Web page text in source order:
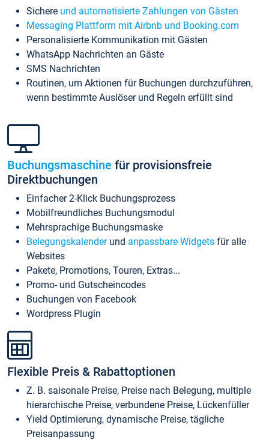
Sichere und automatisierte Zahlungen von Gästen
Messaging Plattform mit Airbnb und Booking.com
Personalisierte Kommunikation mit Gästen
WhatsApp Nachrichten an Gäste
SMS Nachrichten
Routinen, um Aktionen für Buchungen durchzuführen,
wenn bestimmte Auslöser und Regeln erfüllt sind
Buchungsmaschine für provisionsfreie
Direktbuchungen
Einfacher 2-Klick Buchungsprozess
Mobilfreundliches Buchungsmodul
Mehrsprachige Buchungsmaske
Belegungskalenderund anpassbare Widgets für alle
Websites
Pakete, Promotions, Touren, Extras...
Promo- und Gutscheincodes
Buchungen von Facebook
Wordpress Plugin
Flexible Preis & Rabattoptionen
Z. B. saisonale Preise, Preise nach Belegung, multiple
hierarchische Preise, verbundene Preise, Lückenfüller
Yield Optimierung, dynamische Preise, tägliche
Preisanpassung